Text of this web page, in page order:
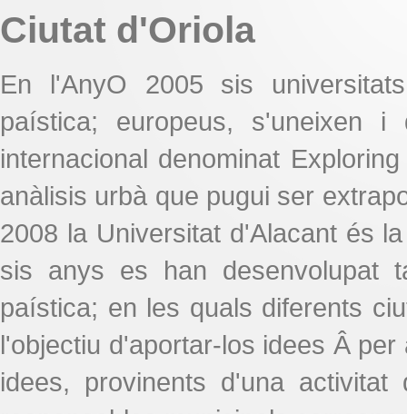
Ciutat d'Oriola
En l'AnyO 2005 sis
paística; europeus, s'uneixen i
internacional denominat
anàlisis urbà que pugui ser
2008 la Universitat d'Alacant és
sis anys es han desenvolupat
paística; en les quals diferents
l'objectiu d'aportar-los idees Â
idees, provinents d'una